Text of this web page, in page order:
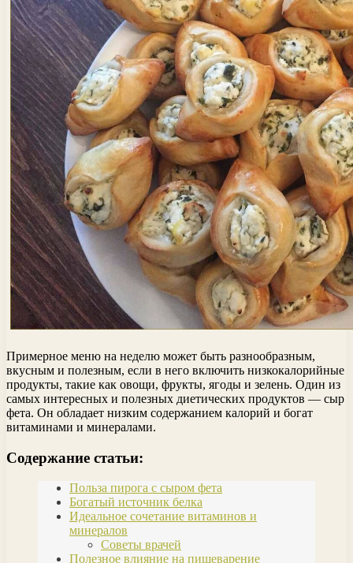
Примерное меню на неделю может быть разнообразным,
вкусным и полезным, если в него включить низкокалорийные
продукты, такие как овощи, фрукты, ягоды и зелень. Один из
самых интересных и полезных диетических продуктов — сыр
фета. Он обладает низким содержанием калорий и богат
витаминами и минералами.
Содержание статьи:
Польза пирога с сыром фета
Богатый источник белка
Идеальное сочетание витаминов и
минералов
Советы врачей
Полезное влияние на пищеварение